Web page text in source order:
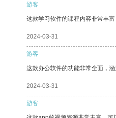
游客
这款学习软件的课程内容非常丰
2024-03-31
游客
这款办公软件的功能非常全面，
2024-03-31
游客